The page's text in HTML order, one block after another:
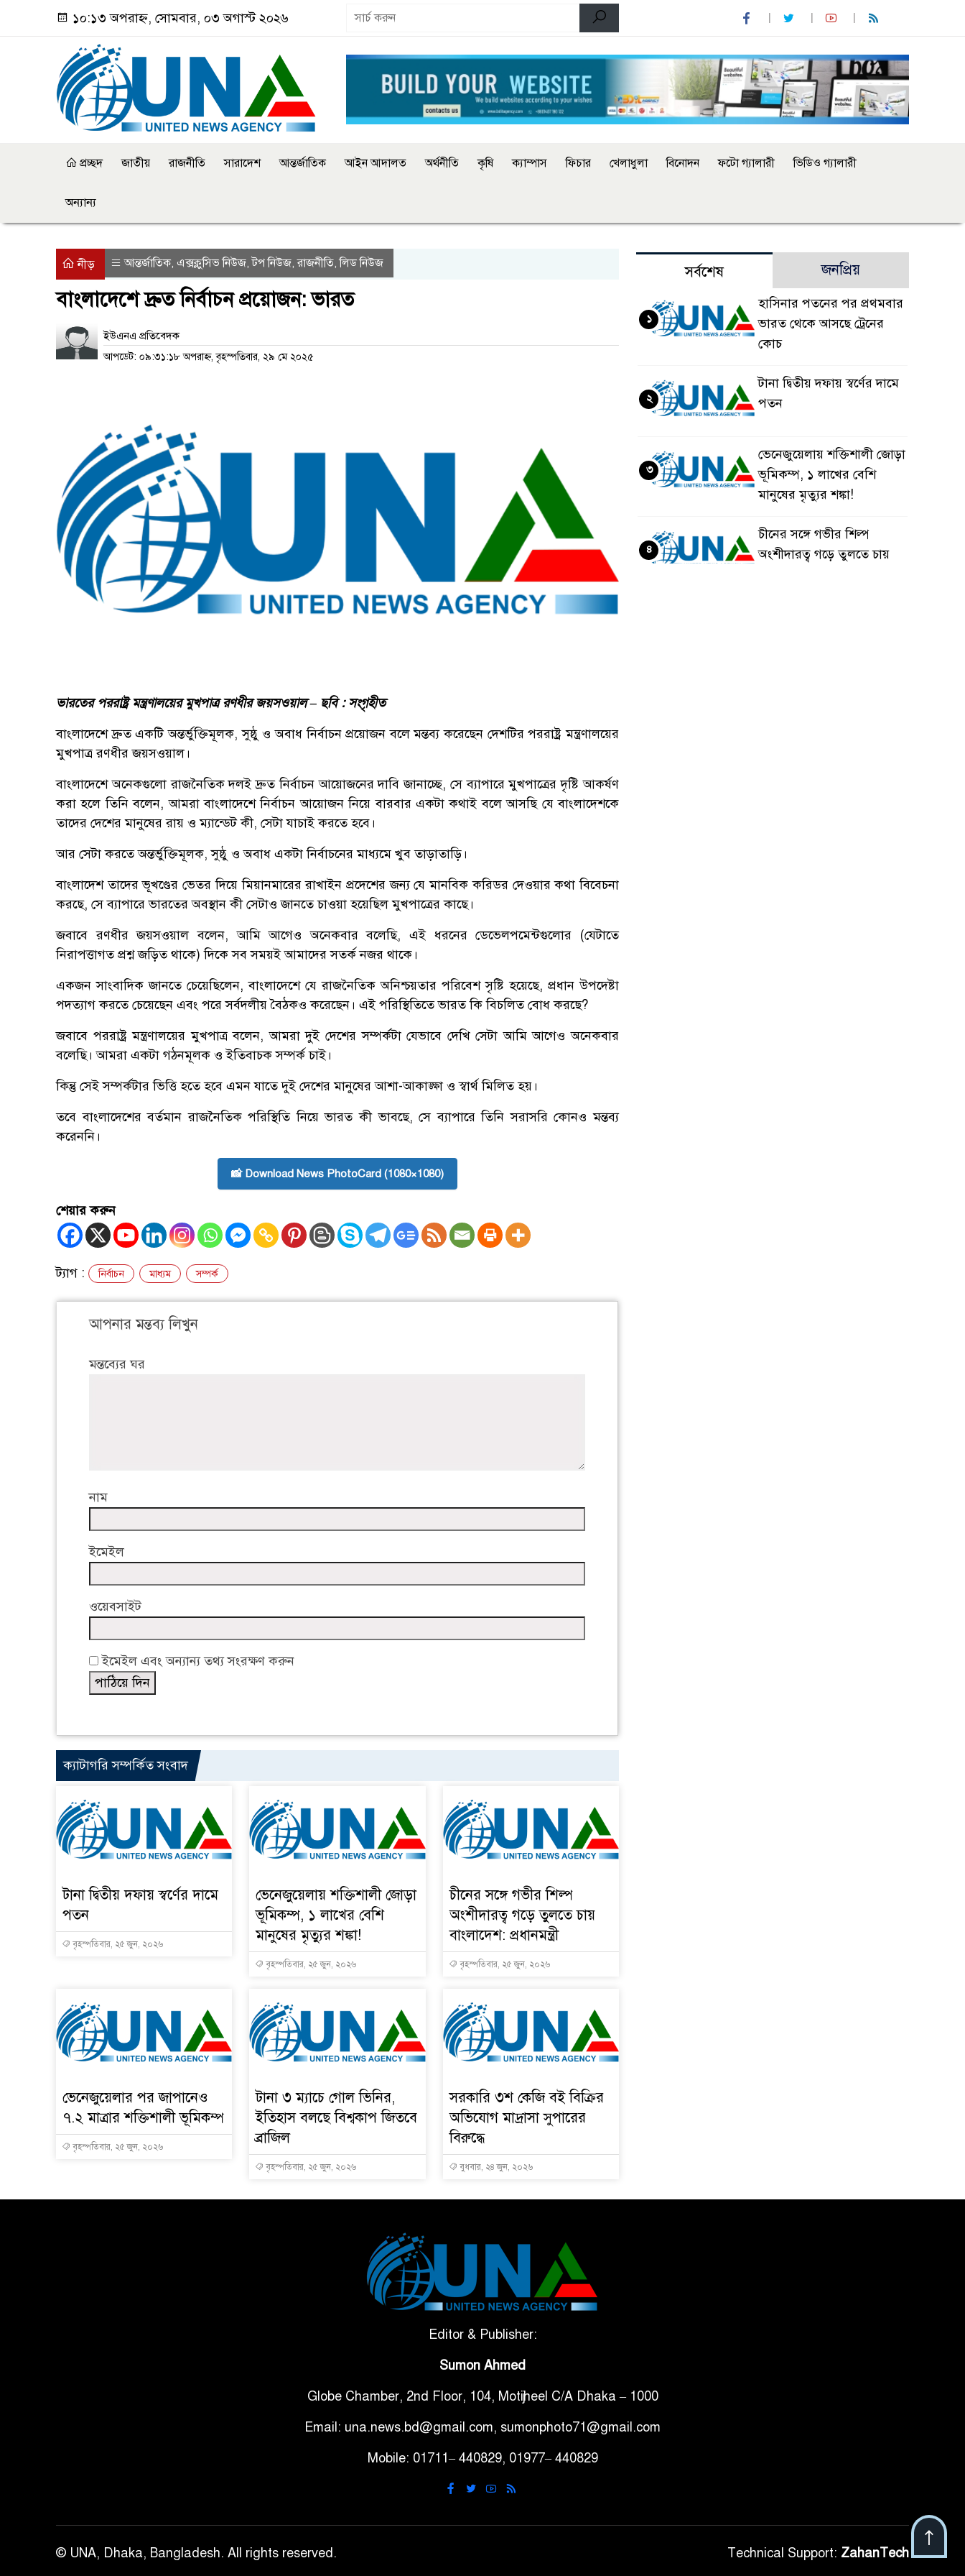
১০:১৩ অপরাহ্ন, সোমবার, ০৩ অগাস্ট ২০২৬
প্রচ্ছদ জাতীয় রাজনীতি সারাদেশ আন্তর্জাতিক আইন আদালত অর্থনীতি কৃষি ক্যাম্পাস ফিচার খেলাধুলা বিনোদন ফটো গ্যালারী ভিডিও গ্যালারী
অন্যান্য
নীড় আন্তর্জাতিক এক্সক্লুসিভ নিউজ ,টপ নিউজ ,রাজনীতি ,লিড নিউজ
বাংলাদেশে দ্রুত নির্বাচন প্রয়োজন: ভারত
ইউএনএ প্রতিবেদক
আপডেট: ০৯:৩১:১৮ অপরাহ্ন, বৃহস্পতিবার, ২৯ মে ২০২৫
ভারতের পররাষ্ট্র মন্ত্রণালয়ের মুখপাত্র রণধীর জয়সওয়াল – ছবি : সংগৃহীত
বাংলাদেশে দ্রুত একটি অন্তর্ভুক্তিমূলক, সুষ্ঠু ও অবাধ নির্বাচন প্রয়োজন বলে মন্তব্য করেছেন দেশটির পররাষ্ট্র মন্ত্রণালয়ের
মুখপাত্র রণধীর জয়সওয়াল।
বাংলাদেশে অনেকগুলো রাজনৈতিক দলই দ্রুত নির্বাচন আয়োজনের দাবি জানাচ্ছে, সে ব্যাপারে মুখপাত্রের দৃষ্টি আকর্ষণ
করা হলে তিনি বলেন, আমরা বাংলাদেশে নির্বাচন আয়োজন নিয়ে বারবার একটা কথাই বলে আসছি যে বাংলাদেশকে
তাদের দেশের মানুষের রায় ও ম্যান্ডেট কী, সেটা যাচাই করতে হবে।
আর সেটা করতে অন্তর্ভুক্তিমূলক, সুষ্ঠু ও অবাধ একটা নির্বাচনের মাধ্যমে খুব তাড়াতাড়ি।
বাংলাদেশ তাদের ভূখণ্ডের ভেতর দিয়ে মিয়ানমারের রাখাইন প্রদেশের জন্য যে মানবিক করিডর দেওয়ার কথা বিবেচনা
করছে, সে ব্যাপারে ভারতের অবস্থান কী সেটাও জানতে চাওয়া হয়েছিল মুখপাত্রের কাছে।
জবাবে রণধীর জয়সওয়াল বলেন, আমি আগেও অনেকবার বলেছি, এই ধরনের ডেভেলপমেন্টগুলোর (যেটাতে
নিরাপত্তাগত প্রশ্ন জড়িত থাকে) দিকে সব সময়ই আমাদের সতর্ক নজর থাকে।
একজন সাংবাদিক জানতে চেয়েছিলেন, বাংলাদেশে যে রাজনৈতিক অনিশ্চয়তার পরিবেশ সৃষ্টি হয়েছে, প্রধান উপদেষ্টা
পদত্যাগ করতে চেয়েছেন এবং পরে সর্বদলীয় বৈঠকও করেছেন। এই পরিস্থিতিতে ভারত কি বিচলিত বোধ করছে?
জবাবে পররাষ্ট্র মন্ত্রণালয়ের মুখপাত্র বলেন, আমরা দুই দেশের সম্পর্কটা যেভাবে দেখি সেটা আমি আগেও অনেকবার
বলেছি। আমরা একটা গঠনমূলক ও ইতিবাচক সম্পর্ক চাই।
কিন্তু সেই সম্পর্কটার ভিত্তি হতে হবে এমন যাতে দুই দেশের মানুষের আশা-আকাঙ্ক্ষা ও স্বার্থ মিলিত হয়।
তবে বাংলাদেশের বর্তমান রাজনৈতিক পরিস্থিতি নিয়ে ভারত কী ভাবছে, সে ব্যাপারে তিনি সরাসরি কোনও মন্তব্য
করেননি।
📸 Download News PhotoCard (1080×1080)
শেয়ার করুন
ট্যাগ : নির্বাচন মাধ্যম সম্পর্ক
আপনার মন্তব্য লিখুন
মন্তব্যের ঘর
নাম
ইমেইল
ওয়েবসাইট
ইমেইল এবং অন্যান্য তথ্য সংরক্ষণ করুন
ক্যাটাগরি সম্পর্কিত সংবাদ
টানা দ্বিতীয় দফায় স্বর্ণের দামে
পতন
বৃহস্পতিবার, ২৫ জুন, ২০২৬
ভেনেজুয়েলায় শক্তিশালী জোড়া
ভূমিকম্প, ১ লাখের বেশি
মানুষের মৃত্যুর শঙ্কা!
বৃহস্পতিবার, ২৫ জুন, ২০২৬
চীনের সঙ্গে গভীর শিল্প
অংশীদারত্ব গড়ে তুলতে চায়
বাংলাদেশ: প্রধানমন্ত্রী
বৃহস্পতিবার, ২৫ জুন, ২০২৬
ভেনেজুয়েলার পর জাপানেও
৭.২ মাত্রার শক্তিশালী ভূমিকম্প
বৃহস্পতিবার, ২৫ জুন, ২০২৬
টানা ৩ ম্যাচে গোল ভিনির,
ইতিহাস বলছে বিশ্বকাপ জিতবে
ব্রাজিল
বৃহস্পতিবার, ২৫ জুন, ২০২৬
সরকারি ৩শ কেজি বই বিক্রির
অভিযোগ মাদ্রাসা সুপারের
বিরুদ্ধে
বুধবার, ২৪ জুন, ২০২৬
সর্বশেষ জনপ্রিয়
হাসিনার পতনের পর প্রথমবার
ভারত থেকে আসছে ট্রেনের
কোচ
১
টানা দ্বিতীয় দফায় স্বর্ণের দামে
পতন
২
ভেনেজুয়েলায় শক্তিশালী জোড়া
ভূমিকম্প, ১ লাখের বেশি
মানুষের মৃত্যুর শঙ্কা!
৩
চীনের সঙ্গে গভীর শিল্প
অংশীদারত্ব গড়ে তুলতে চায়
৪
Editor & Publisher:
Sumon Ahmed
Globe Chamber, 2nd Floor, 104, Motijheel C/A Dhaka – 1000
Email: una.news.bd@gmail.com, sumonphoto71@gmail.com
Mobile: 01711– 440829, 01977– 440829
© UNA, Dhaka, Bangladesh. All rights reserved. Technical Support: ZahanTech